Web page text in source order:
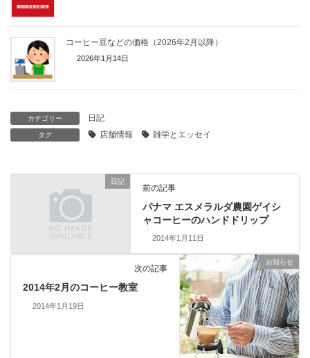
コーヒー豆などの価格（2026年2月以降）
2026年1月14日
カテゴリー 日記
タグ 店舗情報 雑学とエッセイ
日記
前の記事
パナマ エスメラルダ農園ゲイシ
ャコーヒーのハンドドリップ
2014年1月11日
お知らせ
次の記事
2014年2月のコーヒー教室
2014年1月19日